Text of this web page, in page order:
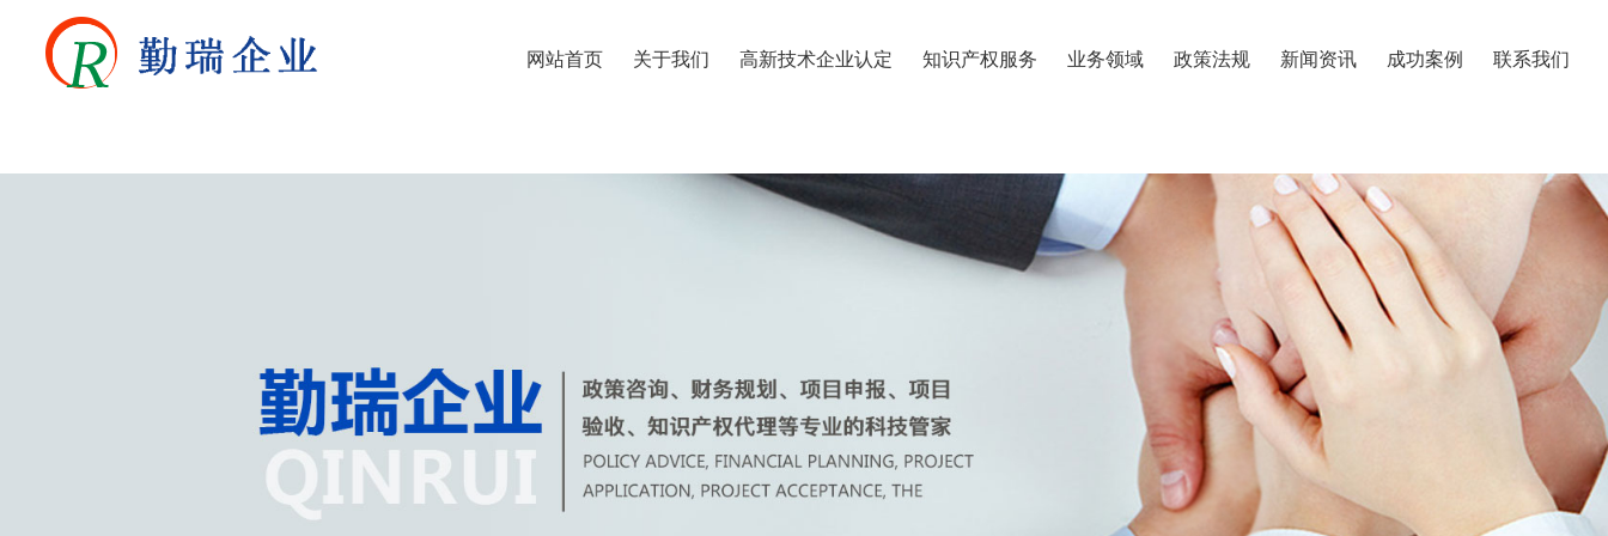
网站首页 关于我们 高新技术企业认定 知识产权服务 业务领域 政策法规 新闻资讯 成功案例 联系我们